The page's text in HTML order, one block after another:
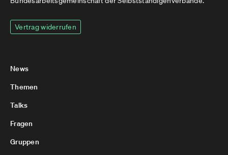
Vertrag widerrufen
News
Themen
Talks
Fragen
Gruppen